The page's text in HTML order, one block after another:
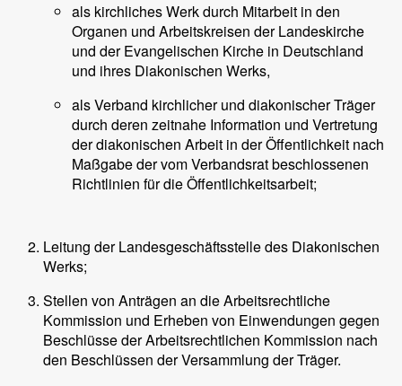
als kirchliches Werk durch Mitarbeit in den
Organen und Arbeitskreisen der Landeskirche
und der Evangelischen Kirche in Deutschland
und ihres Diakonischen Werks,
als Verband kirchlicher und diakonischer Träger
durch deren zeitnahe Information und Vertretung
der diakonischen Arbeit in der Öffentlichkeit nach
Maßgabe der vom Verbandsrat beschlossenen
Richtlinien für die Öffentlichkeitsarbeit;
Leitung der Landesgeschäftsstelle des Diakonischen
Werks;
Stellen von Anträgen an die Arbeitsrechtliche
Kommission und Erheben von Einwendungen gegen
Beschlüsse der Arbeitsrechtlichen Kommission nach
den Beschlüssen der Versammlung der Träger.